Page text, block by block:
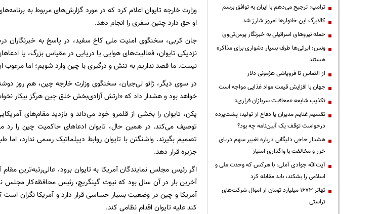
وزارت خارجه تایوان اعلام کرد که در مورد گزارش‌های مربوط به
او حق دارد چنین سفری را انجام دهد.
جان کربی، سخنگوی امنیت ملی کاخ سفید، در پاسخ به
نزدیکی تایوان، فعالیت‌های هوایی یا دریایی در مقیاس بزرگ، یا
نیست. ما قصد نداریم به تنش و درگیری با چین وارد شویم؛ اما مرعوب
در سوی دیگر، ژائو لی‌جیان، سخنگوی وزارت خارجه چین، هم روز
خواهد بود و هشدار داد که «ارتش آزادی‌بخش خلق چین هرگز بیکار
پکن، تایوان را بخشی از قلمرو خود می‌داند و بازدید مقام‌های
توصیف می‌کند. در همین حال، تایوان ادعاهای حاکمیت چین را رد
تصمیم بگیرند. واشنگتن با تایوان روابط دیپلماتیک رسمی ندارد، اما
جزیره قرار دهد.
آخرین بار در آن سال بود که نیوت گینگریچ، رئیس محافظه‌کار مجلس
آمریکا و چین در وضعیت بسیار حساسی قرار دارد و آمریکا نگران
کند علیه تایوان اقدام نظامی کند.
ترامپ: ترجیح می‌دهم با ایران به توافق برسم
کالابرگ این خانوارها امروز شارژ شد
حمله نیروهای اسرائیلی به خبرنگار پرس‌تی‌وی
ونس: ایرانی‌ها طرف بسیار دشواری برای مذاکره
هستند
از التماس تا فروپاشی هژمونی دلار
جهان با افزایش قیمت مواد غذایی مواجه است
تکذیب شایعه «معافیت سربازان فراری»
تقسیم غنایم مدیران یا دفاع از تولید؛ پشت‌پرده
درخواست توقف یک آیین‌نامه چه بود؟
هشدار حاجی دلیگانی درباره تغییر سهم دریای
خزر و مخالفت با واگذاری امتیاز
آیت‌الله جوادی آملی: با هرکس که وحدت ملی و
اسلامی را بشکند، باید مقابله کرد
تهاتر ۱۶۷۳ میلیارد تومان از اموال شرکت‌های
تراستی